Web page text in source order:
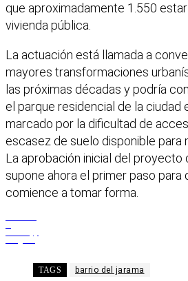
que aproximadamente 1.550
vivienda pública.
La actuación está llamada a
mayores transformaciones
las próximas décadas y podría
el parque residencial de la ciudad
marcado por la dificultad de
escasez de suelo disponible para
La aprobación inicial del proyecto
supone ahora el primer paso para
comience a tomar forma.
TAGS barrio del jarama